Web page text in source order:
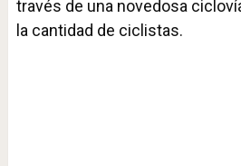
través de una novedosa
la cantidad de ciclistas.